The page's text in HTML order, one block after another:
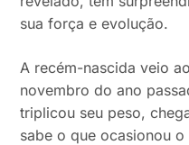
sua força e evolução.
A recém-nascida veio
novembro do ano
triplicou seu peso,
sabe o que ocasionou